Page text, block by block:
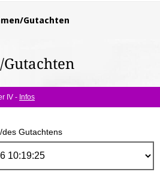
Gutachten
IV - Infos
Gutachtens